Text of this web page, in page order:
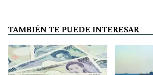
TAMBIÉN TE PUEDE INTERESAR